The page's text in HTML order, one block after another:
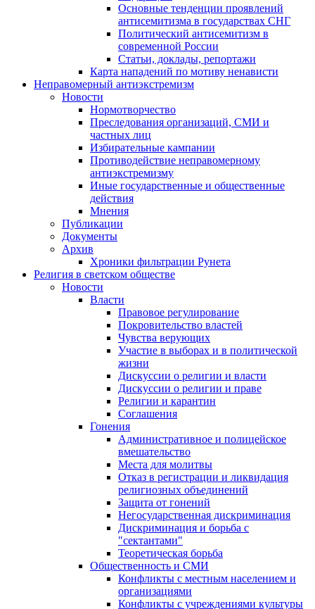
Основные тенденции проявлений
антисемитизма в государствах СНГ
Политический антисемитизм в
современной России
Статьи, доклады, репортажи
Карта нападений по мотиву ненависти
Неправомерный антиэкстремизм
Новости
Нормотворчество
Преследования организаций, СМИ и
частных лиц
Избирательные кампании
Противодействие неправомерному
антиэкстремизму
Иные государственные и общественные
действия
Мнения
Публикации
Документы
Архив
Хроники фильтрации Рунета
Религия в светском обществе
Новости
Власти
Правовое регулирование
Покровительство властей
Чувства верующих
Участие в выборах и в политической
жизни
Дискуссии о религии и власти
Дискуссии о религии и праве
Религии и карантин
Соглашения
Гонения
Административное и полицейское
вмешательство
Места для молитвы
Отказ в регистрации и ликвидация
религиозных объединений
Защита от гонений
Негосударственная дискриминация
Дискриминация и борьба с
"сектантами"
Теоретическая борьба
Общественность и СМИ
Конфликты с местным населением и
организациями
Конфликты с учреждениями культуры